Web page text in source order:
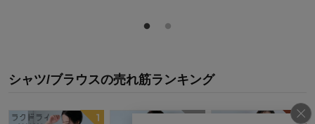
シャツ/ブラウスの売れ筋ランキング